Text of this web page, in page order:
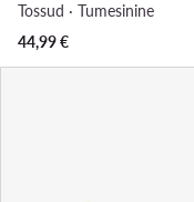
Tossud · Tumesinine
44,99€